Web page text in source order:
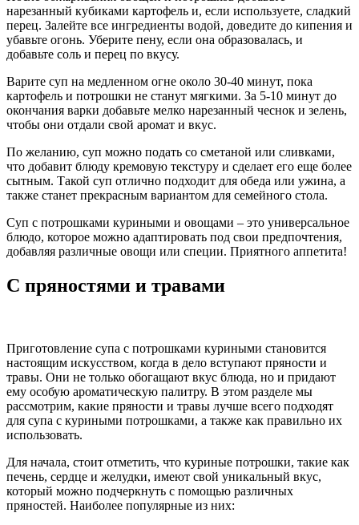
нарезанный кубиками картофель и, если используете, сладкий
перец. Залейте все ингредиенты водой, доведите до кипения и
убавьте огонь. Уберите пену, если она образовалась, и
добавьте соль и перец по вкусу.
Варите суп на медленном огне около 30-40 минут, пока
картофель и потрошки не станут мягкими. За 5-10 минут до
окончания варки добавьте мелко нарезанный чеснок и зелень,
чтобы они отдали свой аромат и вкус.
По желанию, суп можно подать со сметаной или сливками,
что добавит блюду кремовую текстуру и сделает его еще более
сытным. Такой суп отлично подходит для обеда или ужина, а
также станет прекрасным вариантом для семейного стола.
Суп с потрошками куриными и овощами – это универсальное
блюдо, которое можно адаптировать под свои предпочтения,
добавляя различные овощи или специи. Приятного аппетита!
С пряностями и травами
Приготовление супа с потрошками куриными становится
настоящим искусством, когда в дело вступают пряности и
травы. Они не только обогащают вкус блюда, но и придают
ему особую ароматическую палитру. В этом разделе мы
рассмотрим, какие пряности и травы лучше всего подходят
для супа с куриными потрошками, а также как правильно их
использовать.
Для начала, стоит отметить, что куриные потрошки, такие как
печень, сердце и желудки, имеют свой уникальный вкус,
который можно подчеркнуть с помощью различных
пряностей. Наиболее популярные из них: